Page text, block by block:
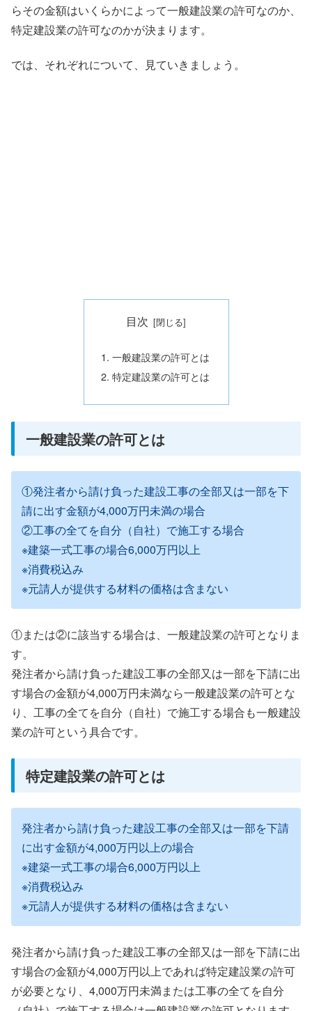
らその金額はいくらかによって一般建設業の許可なのか、
特定建設業の許可なのかが決まります。
では、それぞれについて、見ていきましょう。
目次
一般建設業の許可とは
特定建設業の許可とは
一般建設業の許可とは
①発注者から請け負った建設工事の全部又は一部を下
請に出す金額が4,000万円未満の場合
②工事の全てを自分（自社）で施工する場合
※建築一式工事の場合6,000万円以上
※消費税込み
※元請人が提供する材料の価格は含まない
①または②に該当する場合は、一般建設業の許可となりま
す。
発注者から請け負った建設工事の全部又は一部を下請に出
す場合の金額が4,000万円未満なら一般建設業の許可とな
り、工事の全てを自分（自社）で施工する場合も一般建設
業の許可という具合です。
特定建設業の許可とは
発注者から請け負った建設工事の全部又は一部を下請
に出す金額が4,000万円以上の場合
※建築一式工事の場合6,000万円以上
※消費税込み
※元請人が提供する材料の価格は含まない
発注者から請け負った建設工事の全部又は一部を下請に出
す場合の金額が4,000万円以上であれば特定建設業の許可
が必要となり、4,000万円未満または工事の全てを自分